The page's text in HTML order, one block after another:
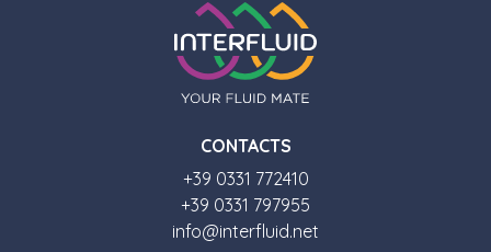
CONTACTS
+39 0331 772410
+39 0331 797955
info@interfluid.net